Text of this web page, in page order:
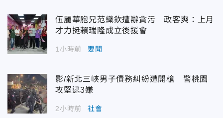
伍麗華胞兄范織欽遭辦貪污 政客爽：上月
才力挺賴瑞隆成立後援會
1小時前 要聞
影/新北三峽男子債務糾紛遭開槍 警桃園
攻堅逮3嫌
2小時前 社會